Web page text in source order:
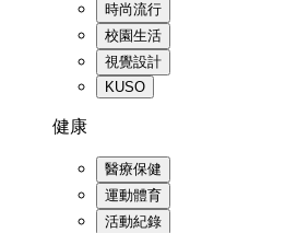
時尚流行
校園生活
視覺設計
KUSO
健康
醫療保健
運動體育
活動紀錄